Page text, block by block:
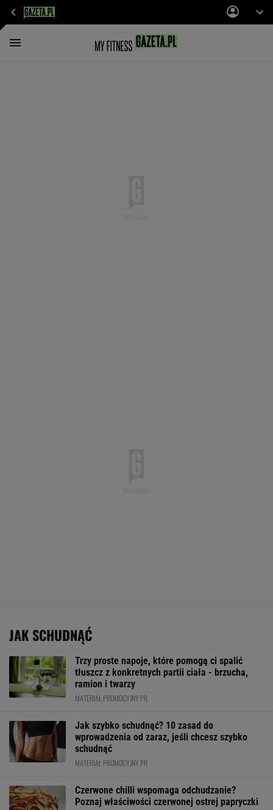
JAK SCHUDNĄĆ
Trzy proste napoje, które pomogą ci spalić
tłuszcz z konkretnych partii ciała - brzucha,
ramion i twarzy
MATERIAŁ PROMOCYJNY PR
Jak szybko schudnąć? 10 zasad do
wprowadzenia od zaraz, jeśli chcesz szybko
schudnąć
MATERIAŁ PROMOCYJNY PR
Czerwone chilli wspomaga odchudzanie?
Poznaj właściwości czerwonej ostrej papryczki